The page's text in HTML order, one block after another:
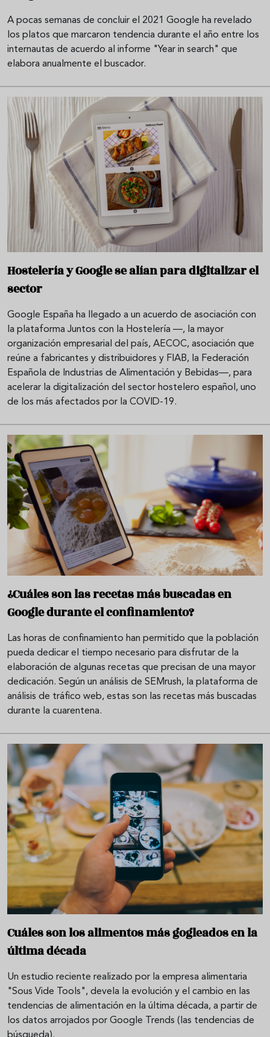
A pocas semanas de concluir el 2021 Google ha revelado
los platos que marcaron tendencia durante el año entre los
internautas de acuerdo al informe "Year in search" que
elabora anualmente el buscador.
Hostelería y Google se alían para digitalizar el
sector
Google España ha llegado a un acuerdo de asociación con
la plataforma Juntos con la Hostelería —, la mayor
organización empresarial del país, AECOC, asociación que
reúne a fabricantes y distribuidores y FIAB, la Federación
Española de Industrias de Alimentación y Bebidas—, para
acelerar la digitalización del sector hostelero español, uno
de los más afectados por la COVID-19.
¿Cuáles son las recetas más buscadas en
Google durante el confinamiento?
Las horas de confinamiento han permitido que la población
pueda dedicar el tiempo necesario para disfrutar de la
elaboración de algunas recetas que precisan de una mayor
dedicación. Según un análisis de SEMrush, la plataforma de
análisis de tráfico web, estas son las recetas más buscadas
durante la cuarentena.
Cuáles son los alimentos más gogleados en la
última década
Un estudio reciente realizado por la empresa alimentaria
"Sous Vide Tools", devela la evolución y el cambio en las
tendencias de alimentación en la última década, a partir de
los datos arrojados por Google Trends (las tendencias de